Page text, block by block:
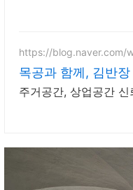
https://blog.naver.com/
목공과 함께, 김반장
주거공간, 상업공간